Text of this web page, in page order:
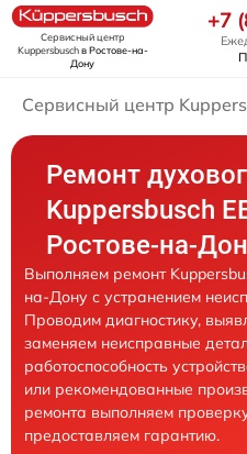
Сервисный центр
Kuppersbuschв Ростове-на-
Дону
+7
Сервисный центр
Ремонт
Kuppersbusch
Ростове-на-
Выполняем ремонт
на-Дону с устранением
Проводим диагностику,
заменяем неисправные
работоспособность
или рекомендованные
ремонта выполняем
предоставляем гарантию.